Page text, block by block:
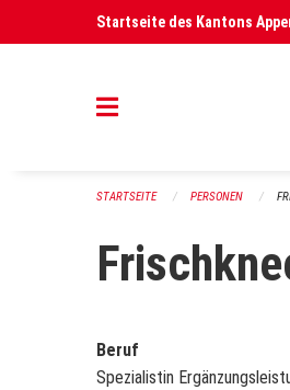
Navigation überspringenStartseite des Kantons
STARTSEITE PERSONEN
Beruf
Spezialistin